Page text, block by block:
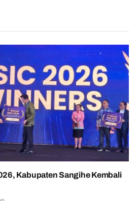
Kabupaten Sangihe Kembali